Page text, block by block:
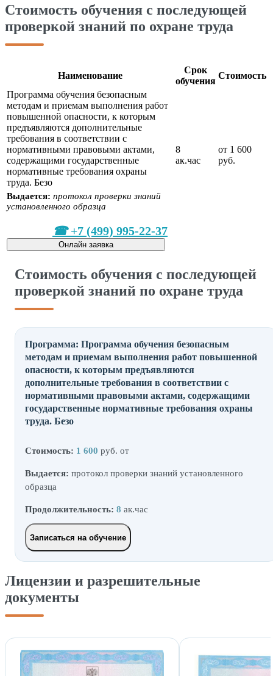
Стоимость обучения с последующей
проверкой знаний по охране труда
Наименование
Срок
обучения
Стоимость
Программа обучения безопасным
методам и приемам выполнения работ
повышенной опасности, к которым
предъявляются дополнительные
требования в соответствии с
нормативными правовыми актами,
содержащими государственные
нормативные требования охраны
труда. Безо
Выдается: протокол проверки знаний
установленного образца
8
ак.час
от 1 600
руб.
+7 (499) 995-22-37
Онлайн заявка
Стоимость обучения с последующей
проверкой знаний по охране труда
Программа: Программа обучения безопасным
методам и приемам выполнения работ повышенной
опасности, к которым предъявляются
дополнительные требования в соответствии с
нормативными правовыми актами, содержащими
государственные нормативные требования охраны
труда. Безо
Стоимость: 1 600 руб. от
Выдается: протокол проверки знаний установленного
образца
Продолжительность: 8 ак.час
Записаться на обучение
Лицензии и разрешительные
документы